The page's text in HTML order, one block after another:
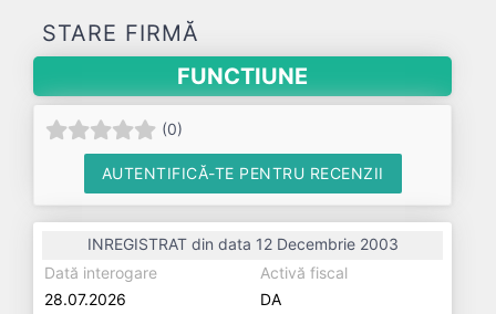
STARE FIRMĂ
FUNCTIUNE
(0)
AUTENTIFICĂ-TE PENTRU RECENZII
INREGISTRAT din data 12 Decembrie 2003
Dată interogare
28.07.2026
Activă fiscal
DA